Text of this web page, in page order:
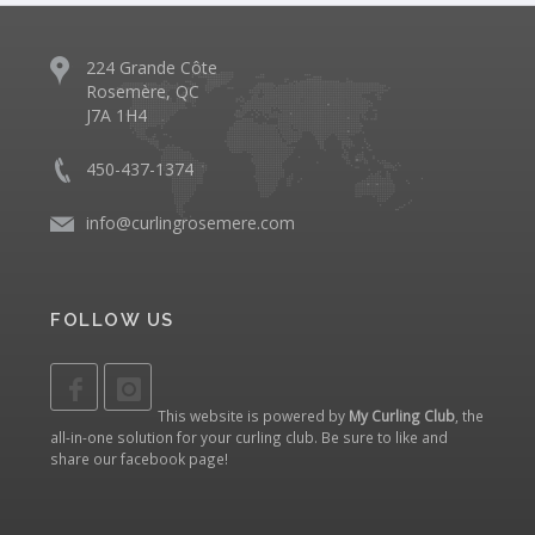
224 Grande Côte
Rosemère, QC
J7A 1H4
450-437-1374
info@curlingrosemere.com
FOLLOW US
This website is powered by My Curling Club, the
all-in-one solution for your curling club. Be sure to like and
share ourfacebook page!